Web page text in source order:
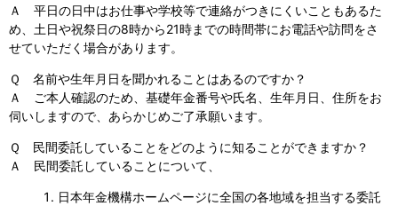
Ａ 平日の日中はお仕事や学校等で連絡がつきにくいこともあるた
め、土日や祝祭日の8時から21時までの時間帯にお電話や訪問をさ
せていただく場合があります。
Ｑ 名前や生年月日を聞かれることはあるのですか？
Ａ ご本人確認のため、基礎年金番号や氏名、生年月日、住所をお
伺いしますので、あらかじめご了承願います。
Ｑ 民間委託していることをどのように知ることができますか？
Ａ 民間委託していることについて、
日本年金機構ホームページに全国の各地域を担当する委託